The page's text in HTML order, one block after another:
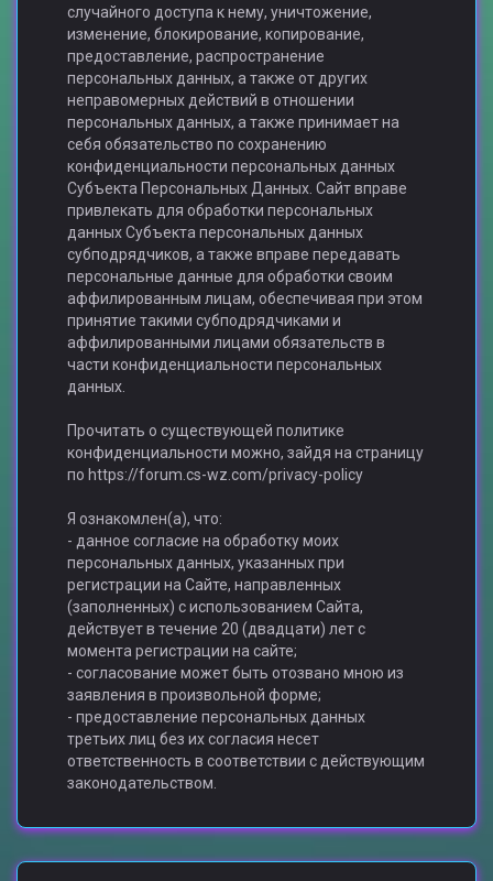
случайного доступа к нему, уничтожение,
изменение, блокирование, копирование,
предоставление, распространение
персональных данных, а также от других
неправомерных действий в отношении
персональных данных, а также принимает на
себя обязательство по сохранению
конфиденциальности персональных данных
Субъекта Персональных Данных. Сайт вправе
привлекать для обработки персональных
данных Субъекта персональных данных
субподрядчиков, а также вправе передавать
персональные данные для обработки своим
аффилированным лицам, обеспечивая при этом
принятие такими субподрядчиками и
аффилированными лицами обязательств в
части конфиденциальности персональных
данных.
Прочитать о существующей политике
конфиденциальности можно, зайдя на страницу
по https://forum.cs-wz.com/privacy-policy
Я ознакомлен(а), что:
- данное согласие на обработку моих
персональных данных, указанных при
регистрации на Сайте, направленных
(заполненных) с использованием Сайта,
действует в течение 20 (двадцати) лет с
момента регистрации на сайте;
- согласование может быть отозвано мною из
заявления в произвольной форме;
- предоставление персональных данных
третьих лиц без их согласия несет
ответственность в соответствии с действующим
законодательством.